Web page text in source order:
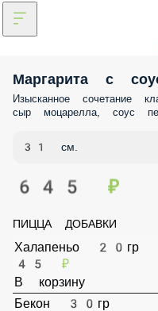
Маргарита с
Изысканное сочетание
моцарелла, соус песто и
31 см.
645 ₽
ПИЦЦА ДОБАВКИ
Халапеньо 20гр
45 ₽
В корзину